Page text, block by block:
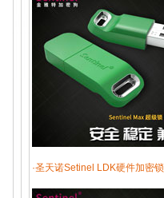
·圣天诺Setinel LDK硬件加密锁